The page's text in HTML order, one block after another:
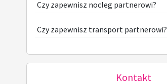
Czy zapewnisz nocleg partnerowi?
Czy zapewnisz transport partnerowi?
Kontakt